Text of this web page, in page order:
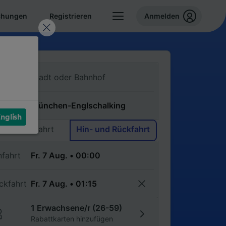
Registrieren Anmelden
Fahrt Hin- und Rückfahrt
1 Erwachsene/r (26-59)
Rabattkarten hinzufügen